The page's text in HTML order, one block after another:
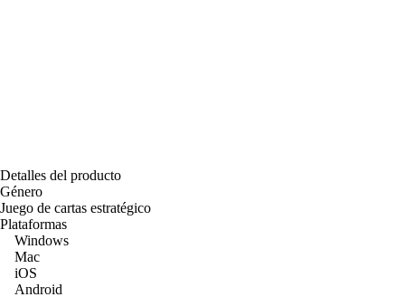
Detalles del producto
Género
Juego de cartas estratégico
Plataformas
Windows
Mac
iOS
Android